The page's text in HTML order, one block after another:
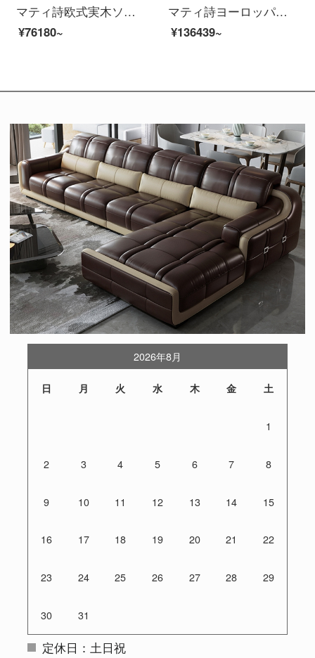
マティ詩欧式実木ソファアメリカ式別荘家具セット本革ソファサイズ戸型【郵送オーダーメイド皮革】
¥76180~
マティ詩ヨーロッパ式の本革ソファアメリカン木製リビングセット家具別荘セット124贅沢雅米・ソファ【二人位】
¥136439~
2026年8月
日 月 火 水 木 金 土
1
2 3 4 5 6 7 8
9 10 11 12 13 14 15
16 17 18 19 20 21 22
23 24 25 26 27 28 29
30 31
定休日：土日祝